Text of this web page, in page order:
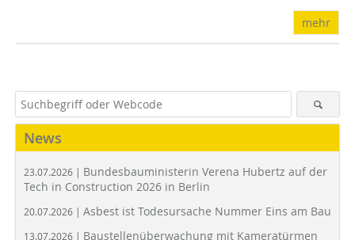
mehr
News
23.07.2026 | Bundesbauministerin Verena Hubertz auf der
Tech in Construction 2026 in Berlin
20.07.2026 | Asbest ist Todesursache Nummer Eins am Bau
13.07.2026 | Baustellenüberwachung mit Kameratürmen